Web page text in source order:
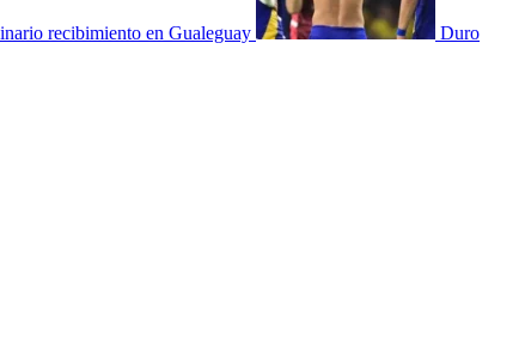
recibimiento en Gualeguay
Duro